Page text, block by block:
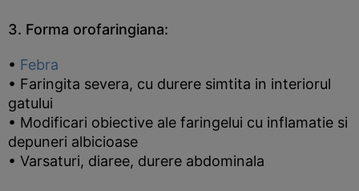
3. Forma orofaringiana:
• Febra
• Faringita severa, cu durere simtita in interiorul
gatului
• Modificari obiective ale faringelui cu inflamatie si
depuneri albicioase
• Varsaturi, diaree, durere abdominala